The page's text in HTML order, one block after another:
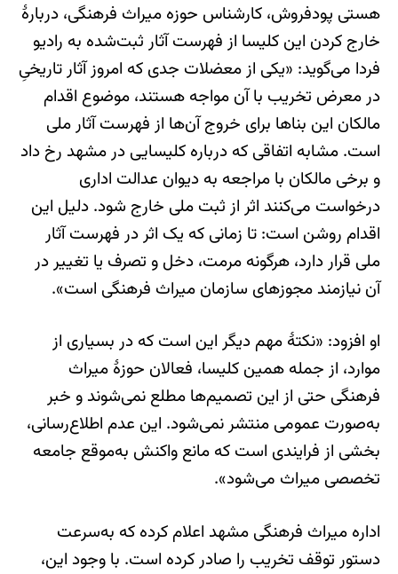
هستی پودفروش، کارشناس حوزه میراث فرهنگی، دربارهٔ
خارج کردن این کلیسا از فهرست آثار ثبت‌شده به رادیو
فردا می‌گوید: «یکی از معضلات جدی که امروز آثار تاریخیِ
در معرض تخریب با آن مواجه هستند، موضوع اقدام
مالکان این بناها برای خروج آن‌ها از فهرست آثار ملی
است. مشابه اتفاقی که درباره کلیسایی در مشهد رخ داد
و برخی مالکان با مراجعه به دیوان عدالت اداری
درخواست می‌کنند اثر از ثبت ملی خارج شود. دلیل این
اقدام روشن است: تا زمانی که یک اثر در فهرست آثار
ملی قرار دارد، هرگونه مرمت، دخل و تصرف یا تغییر در
آن نیازمند مجوزهای سازمان میراث فرهنگی است».
او افزود: «نکتهٔ مهم دیگر این است که در بسیاری از
موارد، از جمله همین کلیسا، فعالان حوزهٔ میراث
فرهنگی حتی از این تصمیم‌ها مطلع نمی‌شوند و خبر
به‌صورت عمومی منتشر نمی‌شود. این عدم اطلاع‌رسانی،
بخشی از فرایندی است که مانع واکنش به‌موقع جامعه
تخصصی میراث می‌شود».
اداره میراث فرهنگی مشهد اعلام کرده که به‌سرعت
دستور توقف تخریب را صادر کرده است. با وجود این،